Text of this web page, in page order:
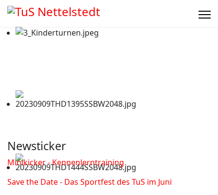
Newsticker
Minikicker - Kennenlerntraining
Save the Date - Das Sportfest des TuS im Juni